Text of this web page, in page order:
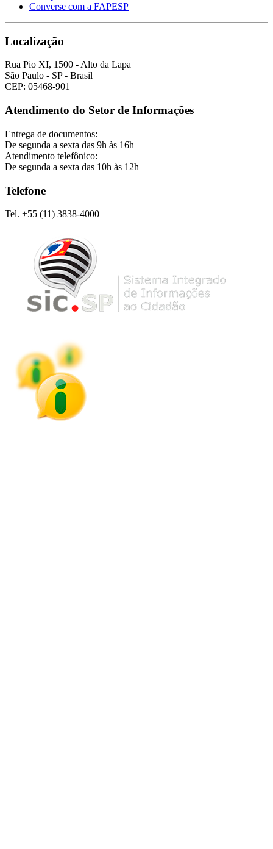
Converse com a FAPESP
Localização
Rua Pio XI, 1500 - Alto da Lapa
São Paulo - SP - Brasil
CEP: 05468-901
Atendimento do Setor de Informações
Entrega de documentos:
De segunda a sexta das 9h às 16h
Atendimento telefônico:
De segunda a sexta das 10h às 12h
Telefone
Tel. +55 (11) 3838-4000